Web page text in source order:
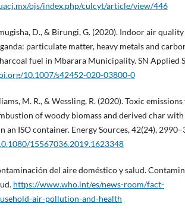
ojs/index.php/culcyt/article/view/446
D., & Birungi, G. (2020). Indoor air
particulate matter, heavy metals and
fuel in Mbarara Municipality. SN Applied
10.1007/s42452-020-03800-0
M. R., & Wessling, R. (2020). Toxic
of woody biomass and derived char with
an ISO container. Energy Sources, 42(24),
15567036.2019.1623348
del aire doméstico y salud.
https://www.who.int/es/news-room/fact-
air-pollution-and-health